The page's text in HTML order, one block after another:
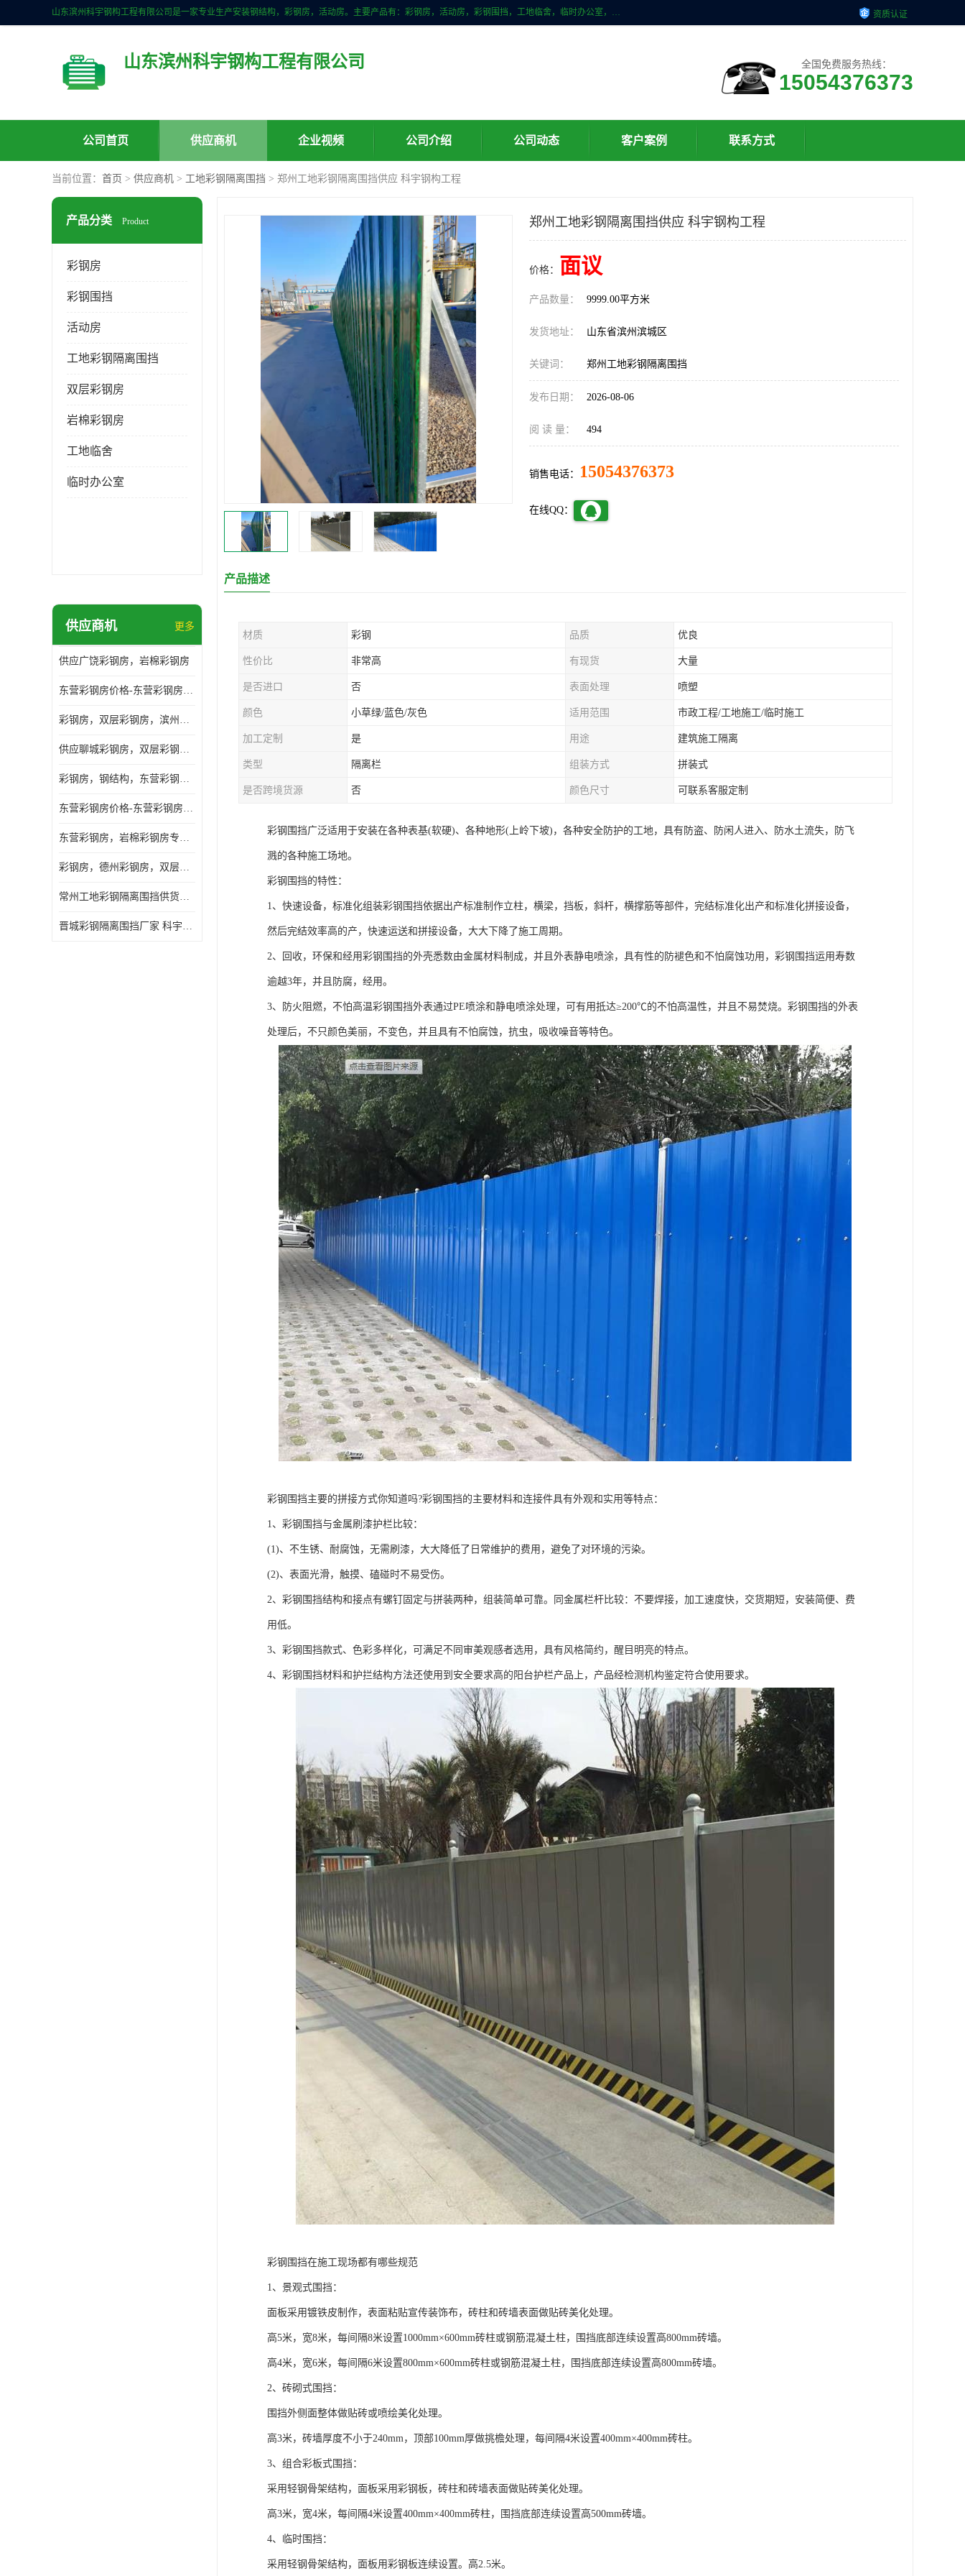
山东滨州科宇钢构工程有限公司是一家专业生产安装钢结构，彩钢房，活动房。主要产品有：彩钢房，活动房，彩钢围挡，工地临舍，临时办公室，民用建筑等生成安装；我们一贯坚持；诚信经营，薄利多销的经营理念。愿与广大的新老客户共创美好未来 资质认证
山东滨州科宇钢构工程有限公司 全国免费服务热线：
15054376373
公司首页 供应商机 企业视频 公司介绍 公司动态 客户案例 联系方式
当前位置： 首页 > 供应商机 > 工地彩钢隔离围挡 > 郑州工地彩钢隔离围挡供应 科宇钢构工程
产品分类 Product
彩钢房
彩钢围挡
活动房
工地彩钢隔离围挡
双层彩钢房
岩棉彩钢房
工地临舍
临时办公室
供应商机 更多
供应广饶彩钢房，岩棉彩钢房
东营彩钢房价格-东营彩钢房厂家-东营防火彩钢房
彩钢房，双层彩钢房，滨州彩钢房，雅致房，轻钢结构
供应聊城彩钢房，双层彩钢房，岩棉彩钢房，彩钢快装房
彩钢房，钢结构，东营彩钢房，双层彩钢房，施工围挡
东营彩钢房价格-东营彩钢房批发
东营彩钢房，岩棉彩钢房专业制作安装
彩钢房，德州彩钢房，双层彩钢房，岩棉彩钢房供应商
常州工地彩钢隔离围挡供货商 科宇钢构工程
晋城彩钢隔离围挡厂家 科宇钢构工程
郑州工地彩钢隔离围挡供应 科宇钢构工程
价格： 面议
产品数量： 9999.00平方米
发货地址： 山东省滨州滨城区
关键词： 郑州工地彩钢隔离围挡
发布日期： 2026-08-06
阅 读 量： 494
销售电话： 15054376373
在线QQ：
产品描述
材质 彩钢 品质 优良
性价比 非常高 有现货 大量
是否进口 否 表面处理 喷塑
颜色 小草绿/蓝色/灰色 适用范围 市政工程/工地施工/临时施工
加工定制 是 用途 建筑施工隔离
类型 隔离栏 组装方式 拼装式
是否跨境货源 否 颜色尺寸 可联系客服定制
彩钢围挡广泛适用于安装在各种表基(软硬)、各种地形(上岭下坡)，各种安全防护的工地，具有防盗、防闲人进入、防水土流失，防飞
溅的各种施工场地。
彩钢围挡的特性：
1、快速设备，标准化组装彩钢围挡依据出产标准制作立柱，横梁，挡板，斜杆，横撑筋等部件，完结标准化出产和标准化拼接设备，
然后完结效率高的产，快速运送和拼接设备，大大下降了施工周期。
2、回收，环保和经用彩钢围挡的外壳悉数由金属材料制成，并且外表静电喷涂，具有性的防褪色和不怕腐蚀功用，彩钢围挡运用寿数
逾越3年，并且防腐，经用。
3、防火阻燃，不怕高温彩钢围挡外表通过PE喷涂和静电喷涂处理，可有用抵达≥200℃的不怕高温性，并且不易焚烧。彩钢围挡的外表
处理后，不只颜色美丽，不变色，并且具有不怕腐蚀，抗虫，吸收噪音等特色。
彩钢围挡主要的拼接方式你知道吗?彩钢围挡的主要材料和连接件具有外观和实用等特点：
1、彩钢围挡与金属刷漆护栏比较：
(1)、不生锈、耐腐蚀，无需刷漆，大大降低了日常维护的费用，避免了对环境的污染。
(2)、表面光滑，触摸、磕碰时不易受伤。
2、彩钢围挡结构和接点有螺钉固定与拼装两种，组装简单可靠。同金属栏杆比较：不要焊接，加工速度快，交货期短，安装简便、费
用低。
3、彩钢围挡款式、色彩多样化，可满足不同审美观感者选用，具有风格简约，醒目明亮的特点。
4、彩钢围挡材料和护拦结构方法还使用到安全要求高的阳台护栏产品上，产品经检测机构鉴定符合使用要求。
彩钢围挡在施工现场都有哪些规范
1、景观式围挡：
面板采用镀铁皮制作，表面粘贴宣传装饰布，砖柱和砖墙表面做贴砖美化处理。
高5米，宽8米，每间隔8米设置1000mm×600mm砖柱或钢筋混凝土柱，围挡底部连续设置高800mm砖墙。
高4米，宽6米，每间隔6米设置800mm×600mm砖柱或钢筋混凝土柱，围挡底部连续设置高800mm砖墙。
2、砖砌式围挡：
围挡外侧面整体做贴砖或喷绘美化处理。
高3米，砖墙厚度不小于240mm，顶部100mm厚做挑檐处理，每间隔4米设置400mm×400mm砖柱。
3、组合彩板式围挡：
采用轻钢骨架结构，面板采用彩钢板，砖柱和砖墙表面做贴砖美化处理。
高3米，宽4米，每间隔4米设置400mm×400mm砖柱，围挡底部连续设置高500mm砖墙。
4、临时围挡：
采用轻钢骨架结构，面板用彩钢板连续设置。高2.5米。